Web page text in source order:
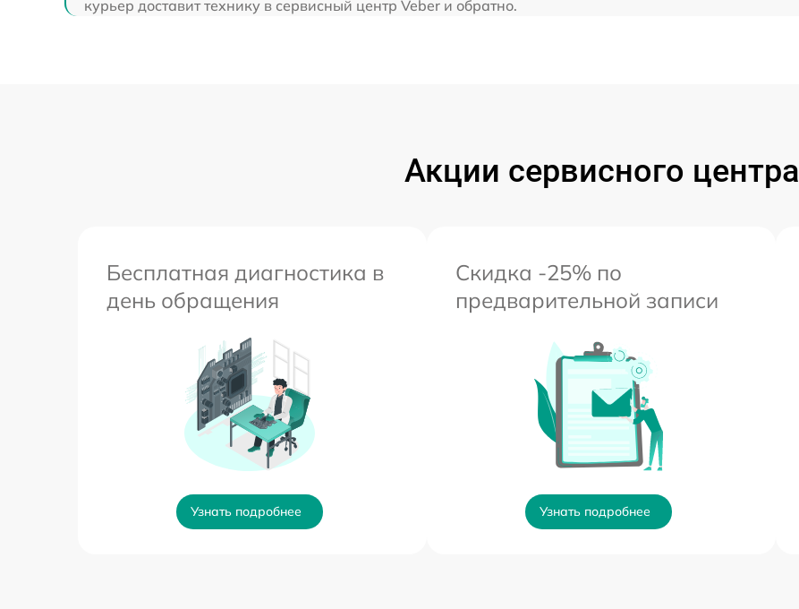
курьер доставит технику в сервисный центр Veber и обратно.
Акции сервисного центра
Бесплатная диагностика в
день обращения
Узнать подробнее
Скидка -25% по
предварительной записи
Узнать подробнее